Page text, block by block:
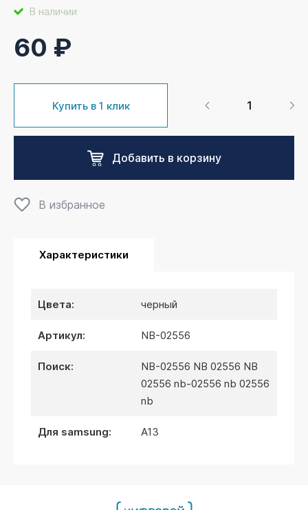
В наличии
60 ₽
Купить в 1 клик
Добавить в корзину
В избранное
Характеристики
цвета: черный
артикул: NB-02556
поиск:
NB-02556 NB 02556 NB
02556 nb-02556 nb 02556
nb
для samsung: A13